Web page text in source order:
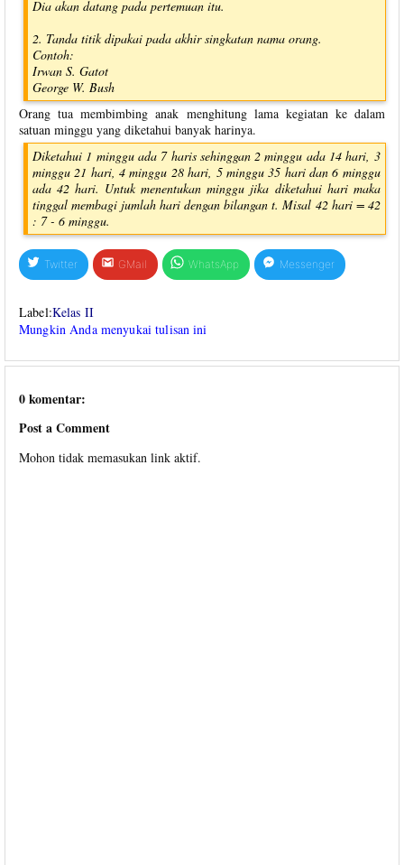
Dia akan datang pada pertemuan itu.
2. Tanda titik dipakai pada akhir singkatan nama orang.
Contoh:
Irwan S. Gatot
George W. Bush
Orang tua membimbing anak menghitung lama kegiatan ke dalam
satuan minggu yang diketahui banyak harinya.
Diketahui 1 minggu ada 7 haris sehinggan 2 minggu ada 14 hari, 3
minggu 21 hari, 4 minggu 28 hari, 5 minggu 35 hari dan 6 minggu
ada 42 hari. Untuk menentukan minggu jika diketahui hari maka
tinggal membagi jumlah hari dengan bilangan t. Misal 42 hari = 42
: 7 - 6 minggu.
Twitter GMail WhatsApp Messenger
Label:Kelas II
Mungkin Anda menyukai tulisan ini
0 komentar:
Post a Comment
Mohon tidak memasukan link aktif.